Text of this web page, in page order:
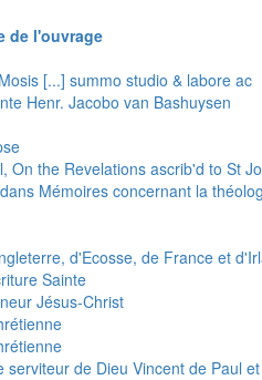
de l'ouvrage
[...] summo studio & labore ac
Henr. Jacobo van Bashuysen
On the Revelations ascrib'd to St
Mémoires concernant la
d'Ecosse, de France et
Sainte
Jésus-Christ
serviteur de Dieu Vincent de Paul et